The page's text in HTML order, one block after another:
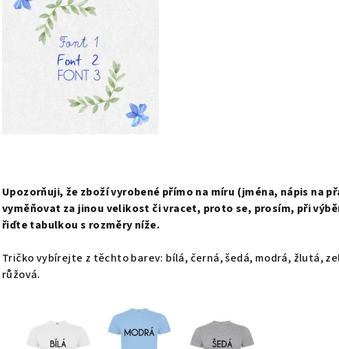
Upozorňuji, že zboží vyrobené přímo na míru (jména, nápis na
vyměňovat za jinou velikost či vracet, proto se, prosím, při
řiďte tabulkou s rozměry níže.
Tričko vybírejte z těchto barev: bílá, černá, šedá, modrá, žlutá,
růžová.